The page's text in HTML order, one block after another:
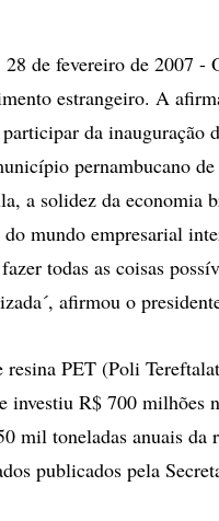
de fevereiro de 2007 -
estrangeiro. A
da inauguração
pernambucano
a solidez da economia
mundo empresarial
todas as coisas
afirmou o
resina PET (Poli
investiu R$ 700 milhões
mil toneladas anuais da
publicados pela